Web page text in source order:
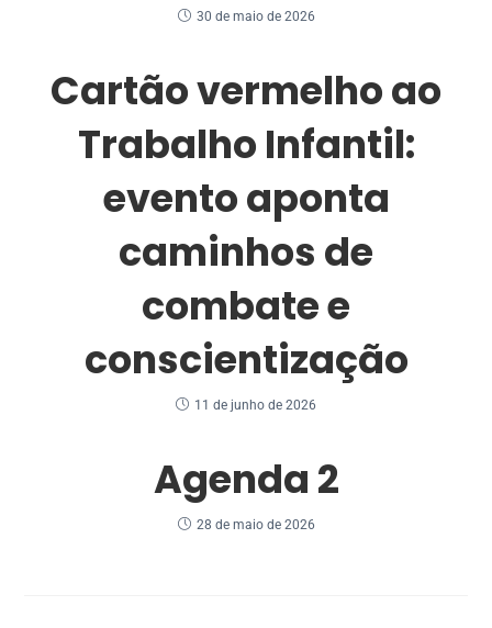
30 de maio de 2026
Cartão vermelho ao
Trabalho Infantil:
evento aponta
caminhos de
combate e
conscientização
11 de junho de 2026
Agenda 2
28 de maio de 2026